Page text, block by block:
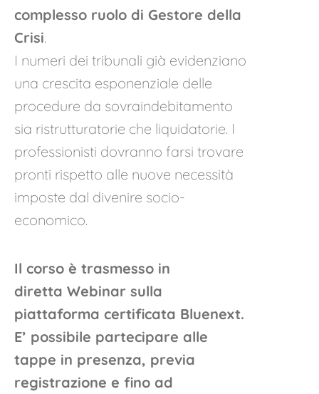
complesso ruolo di Gestore della
Crisi.
I numeri dei tribunali già evidenziano
una crescita esponenziale delle
procedure da sovraindebitamento
sia ristrutturatorie che liquidatorie. I
professionisti dovranno farsi trovare
pronti rispetto alle nuove necessità
imposte dal divenire socio-
economico.
Il corso è trasmesso in
diretta Webinar sulla
piattaforma certificata Bluenext.
E’ possibile partecipare alle
tappe in presenza, previa
registrazione e fino ad